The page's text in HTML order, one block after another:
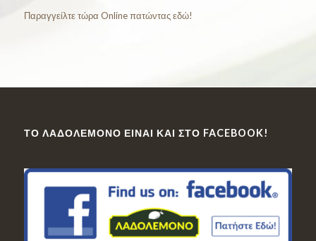
Παραγγείλτε τώρα Online πατώντας εδώ!
ΤΟ ΛΑΔΟΛΈΜΟΝΟ ΕΊΝΑΙ ΚΑΙ ΣΤΟ FACEBOOK!